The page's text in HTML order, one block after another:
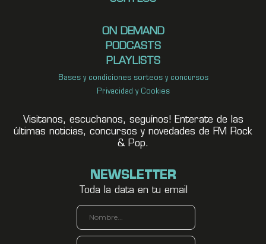
ON DEMAND
PODCASTS
PLAYLISTS
Bases y condiciones sorteos y concursos
Privacidad y Cookies
Visitanos, escuchanos, seguínos! Enterate de las
últimas noticias, concursos y novedades de FM Rock
& Pop.
NEWSLETTER
Toda la data en tu email